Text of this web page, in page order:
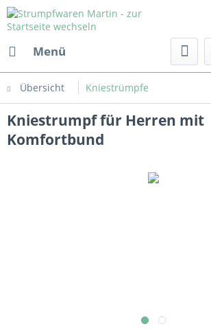
Menü
Übersicht Kniestrümpfe
Kniestrumpf für Herren mit
Komfortbund